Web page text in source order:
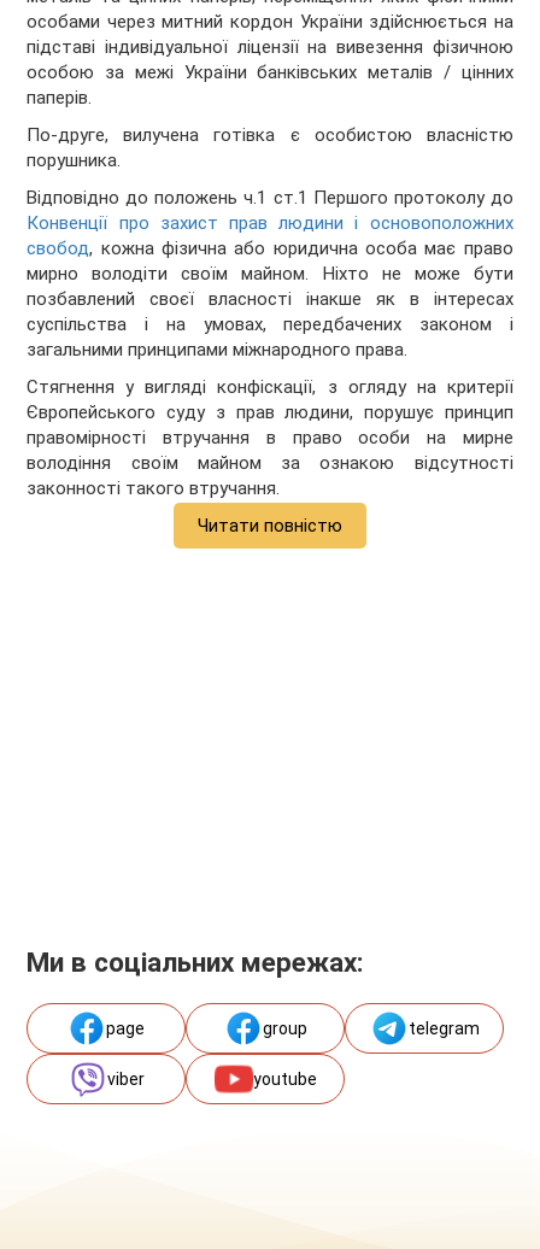
особами через митний кордон України здійснюється на
підставі індивідуальної ліцензії на вивезення фізичною
особою за межі України банківських металів / цінних
паперів.
По-друге, вилучена готівка є особистою власністю
порушника.
Відповідно до положень ч.1 ст.1 Першого протоколу до
Конвенції про захист прав людини і основоположних
свобод, кожна фізична або юридична особа має право
мирно володіти своїм майном. Ніхто не може бути
позбавлений своєї власності інакше як в інтересах
суспільства і на умовах, передбачених законом і
загальними принципами міжнародного права.
Стягнення у вигляді конфіскації, з огляду на критерії
Європейського суду з прав людини, порушує принцип
правомірності втручання в право особи на мирне
володіння своїм майном за ознакою відсутності
законності такого втручання.
Читати повністю
Ми в соціальних мережах:
page group telegram
viber youtube